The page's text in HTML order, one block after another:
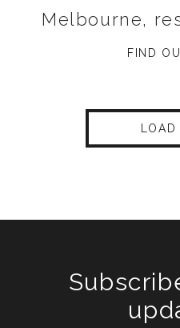
Melbourne,
FIND